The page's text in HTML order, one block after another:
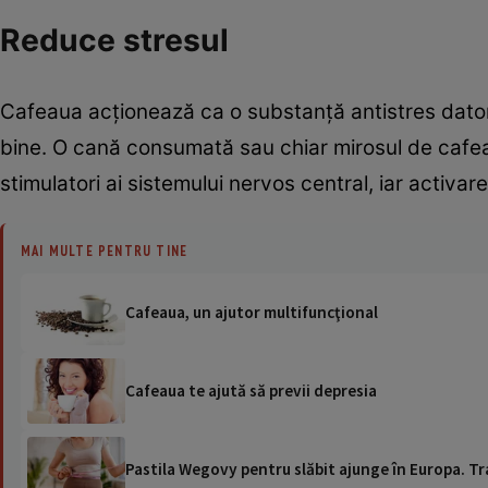
Reduce stresul
Cafeaua acţionează ca o substanţă antistres
bine. O cană consumată sau chiar mirosul de
stimulatori ai sistemului nervos central, iar
MAI MULTE PENTRU TINE
Cafeaua, un ajutor multifuncţional
Cafeaua te ajută să previi depresia
Pastila Wegovy pentru slăbit ajunge în Europa.